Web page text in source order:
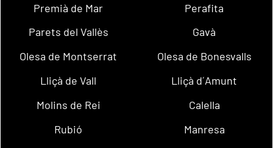
Premià de Mar
Perafita
Parets del Vallès
Gavà
Olesa de Montserrat
Olesa de Bonesvalls
Lliçà de Vall
Lliçà d´Amunt
Molins de Rei
Calella
Rubió
Manresa